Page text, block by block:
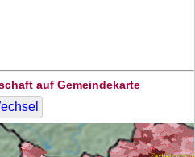
auf Gemeindekarte